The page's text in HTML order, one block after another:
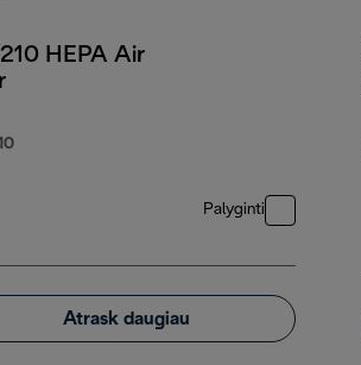
HEPA Air
Palyginti
Atrask daugiau